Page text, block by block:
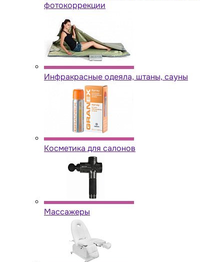
фотокоррекции
Инфракрасные одеяла, штаны, сауны
Косметика для салонов
Массажеры